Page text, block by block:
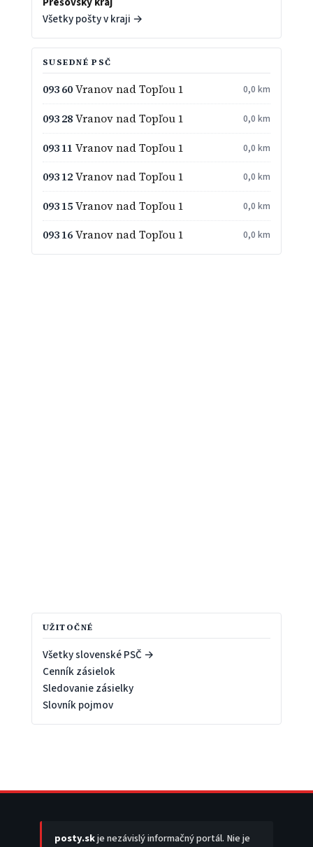
Všetky pošty v kraji →
SUSEDNÉ PSČ
093 60Vranov nad Topľou 1 0,0 km
093 28Vranov nad Topľou 1 0,0 km
093 11 Vranov nad Topľou 1 0,0 km
093 12Vranov nad Topľou 1 0,0 km
093 15Vranov nad Topľou 1 0,0 km
093 16Vranov nad Topľou 1 0,0 km
UŽITOČNÉ
Všetky slovenské PSČ →
Cenník zásielok
Sledovanie zásielky
Slovník pojmov
posty.skje nezávislý informačný portál. Nie je